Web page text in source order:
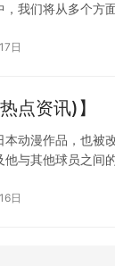
，我们将从多个方
日
点资讯)】
动漫作品，也被
他与其他球员之间
日